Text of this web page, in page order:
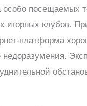
особо посещаемых
игорных клубов.
платформа